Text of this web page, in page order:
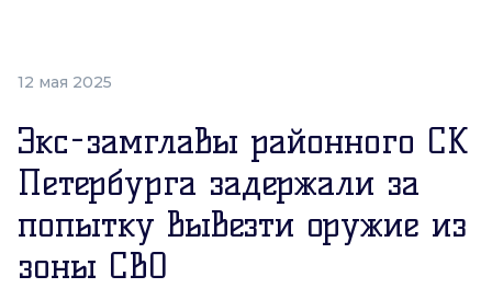
12 мая 2025
Экс-замглавы районного СК
Петербурга задержали за
попытку вывезти оружие из
зоны СВО